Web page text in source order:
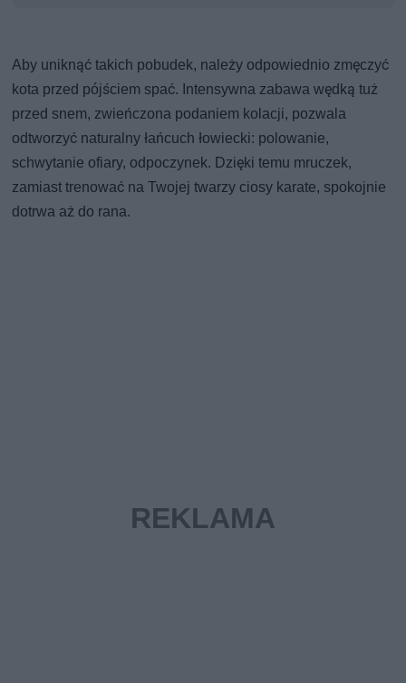
Aby uniknąć takich pobudek, należy odpowiednio zmęczyć
kota przed pójściem spać. Intensywna zabawa wędką tuż
przed snem, zwieńczona podaniem kolacji, pozwala
odtworzyć naturalny łańcuch łowiecki: polowanie,
schwytanie ofiary, odpoczynek. Dzięki temu mruczek,
zamiast trenować na Twojej twarzy ciosy karate, spokojnie
dotrwa aż do rana.